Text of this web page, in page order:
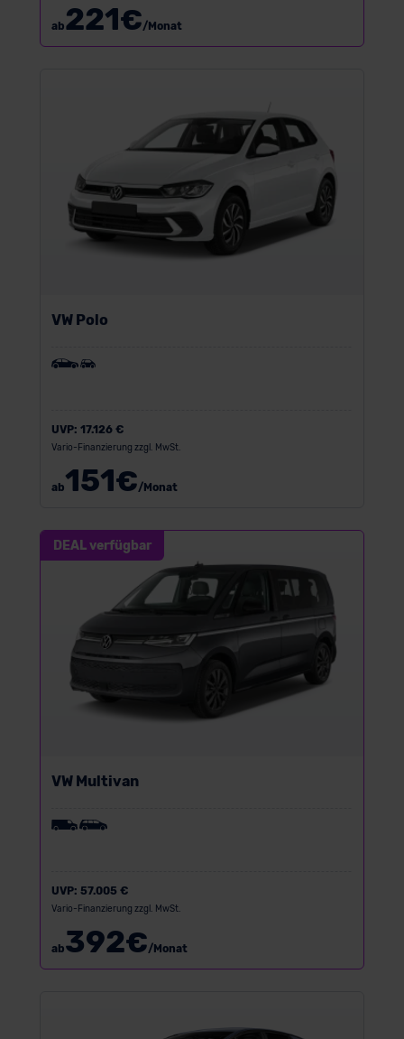
ab221€/Monat
VW Polo
UVP: 17.126 €
Vario-Finanzierung zzgl. MwSt.
ab151€/Monat
DEAL verfügbar
VW Multivan
UVP: 57.005 €
Vario-Finanzierung zzgl. MwSt.
ab392€/Monat